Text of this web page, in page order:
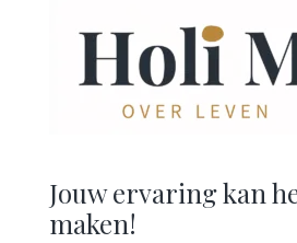
Jouw ervaring kan
maken!